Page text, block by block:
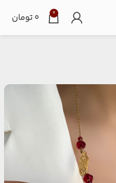
0 ۰تومان